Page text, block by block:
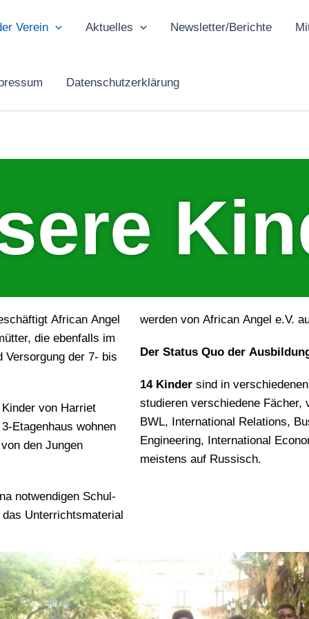
Verein Aktuelles Newsletter/Berichte
Datenschutzerklärung
African Angel
die ebenfalls im
Versorgung der 7- bis
von Harriet
Etagenhaus wohnen
den Jungen
notwendigen Schul-
Unterrichtsmaterial
werden von African Angel e.V.
Der Status Quo der
14 Kindersind in
studieren verschiedene Fächer,
BWL, International Relations,
Engineering, International
meistens auf Russisch.